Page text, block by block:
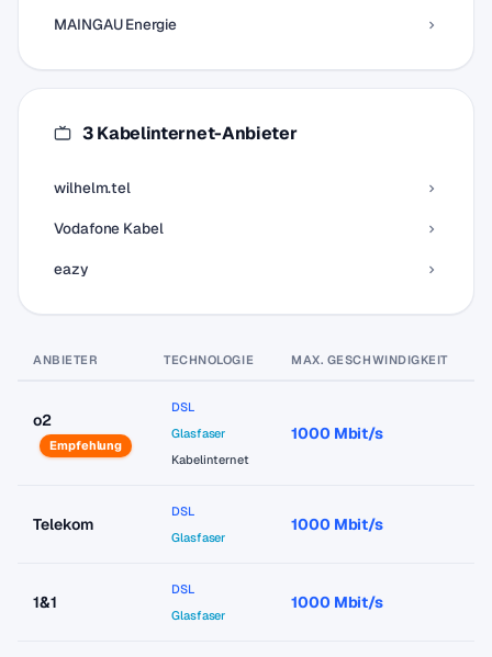
MAINGAU Energie
3 Kabelinternet-Anbieter
wilhelm.tel
Vodafone Kabel
eazy
ANBIETER TECHNOLOGIE MAX. GESCHWINDIGKEIT
o2
Empfehlung
DSL
Glasfaser
Kabelinternet
1000 Mbit/s
Telekom
DSL
Glasfaser
1000 Mbit/s
1&1
DSL
Glasfaser
1000 Mbit/s